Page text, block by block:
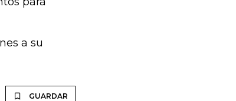
a su
GUARDAR